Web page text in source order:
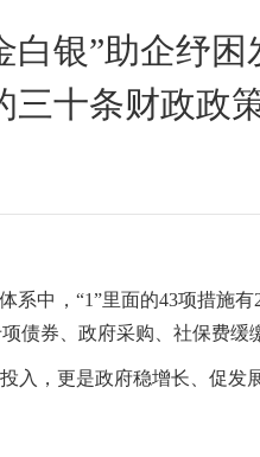
白银”助企纾困
十条财政政
中，“1”里面的43项措施有
债券、政府采购、社保费缓
，更是政府稳增长、促发